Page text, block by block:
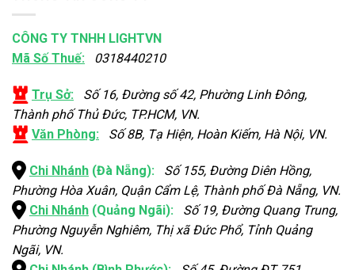
CÔNG TY TNHH LIGHTVN
Mã Số Thuế: 0318440210
Trụ Sở: Số 16, Đường số 42, Phường Linh Đông,
Thành phố Thủ Đức, TP.HCM, VN.
Văn Phòng: Số 8B, Tạ Hiện, Hoàn Kiếm, Hà Nội, VN.
Chi Nhánh (Đà Nẵng): Số 155, Đường Diên Hồng,
Phường Hòa Xuân, Quận Cẩm Lệ, Thành phố Đà Nẵng, VN.
Chi Nhánh (Quảng Ngãi): Số 19, Đường Quang Trung,
Phường Nguyễn Nghiêm, Thị xã Đức Phổ, Tỉnh Quảng
Ngãi, VN.